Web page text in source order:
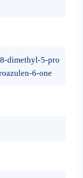
dimethyl-5-pro
6-one